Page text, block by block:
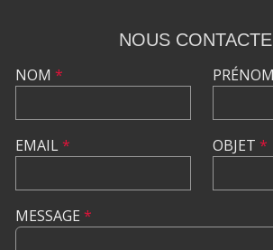
NOUS
NOM *
EMAIL*
PRÉNOM
OBJET *
MESSAGE *